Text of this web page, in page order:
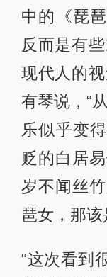
中的《琵
反而是有
现代人的
有琴说，“
乐似乎变
贬的白居
岁不闻丝
琶女，那
“这次看到